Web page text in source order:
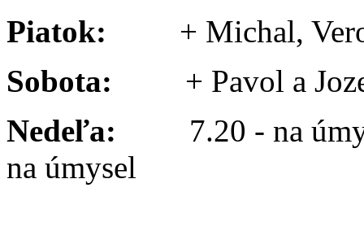
Piatok: + Michal,
Sobota: + Pavol a
Nedeľa: 7.20 - na
na úmysel